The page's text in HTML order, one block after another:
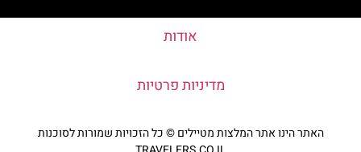
אודות
מדיניות פרטיות
האתר הינו אתר המלצות מטיילים © כל הזכויות שמורות לסוכנות